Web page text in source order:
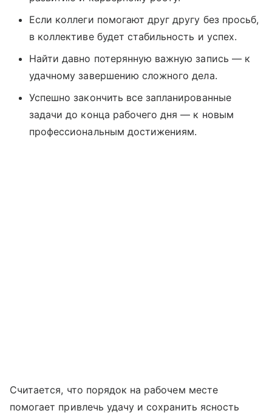
Если коллеги помогают друг другу без просьб,
в коллективе будет стабильность и успех.
Найти давно потерянную важную запись — к
удачному завершению сложного дела.
Успешно закончить все запланированные
задачи до конца рабочего дня — к новым
профессиональным достижениям.
Считается, что порядок на рабочем месте
помогает привлечь удачу и сохранить ясность